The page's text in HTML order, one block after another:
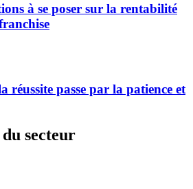
à se poser sur la rentabilité
réussite passe par la patience et
secteur